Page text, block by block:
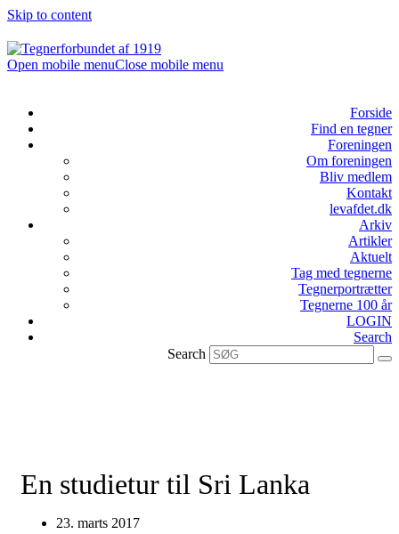
Skip to content
Open mobile menuClose mobile menu
Forside
Find en tegner
Foreningen
Om foreningen
Bliv medlem
Kontakt
levafdet.dk
Arkiv
Artikler
Aktuelt
Tag med tegnerne
Tegnerportrætter
Tegnerne 100 år
LOGIN
Search
Search
En studietur til Sri Lanka
23. marts 2017